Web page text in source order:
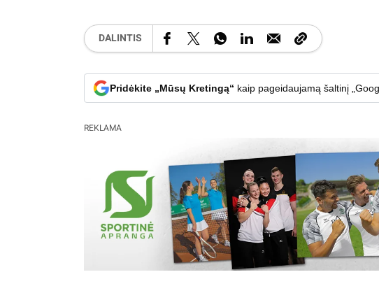
DALINTIS
Pridėkite „Mūsų Kretingą“ kaip pageidaujamą šaltinį
REKLAMA